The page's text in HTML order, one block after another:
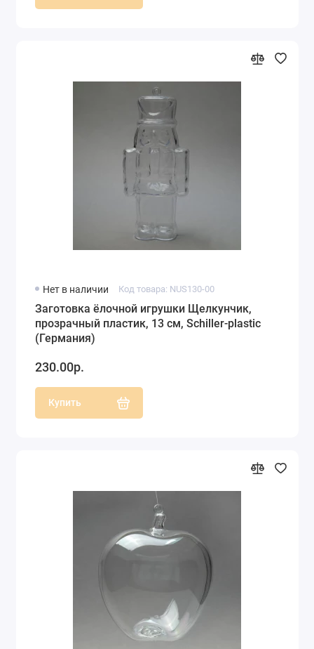
Нет в наличии Код товара: NUS130-00
Заготовка ёлочной игрушки Щелкунчик,
прозрачный пластик, 13 см, Schiller-plastic
(Германия)
230.00р.
Купить